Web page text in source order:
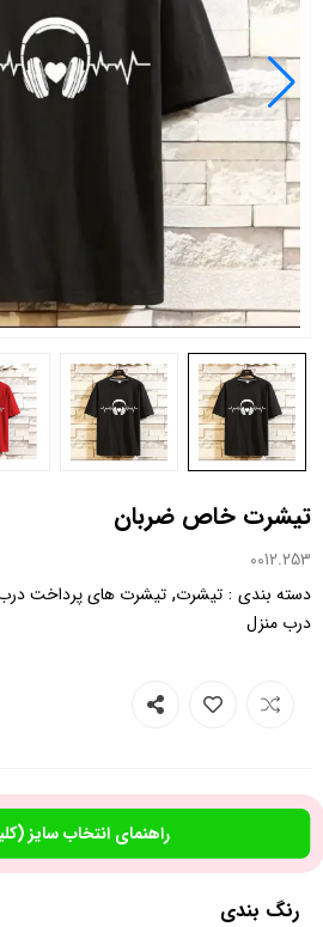
تیشرت خاص ضربان
0012.253
دسته بندی : تیشرت, تیشرت های پرداخت
درب منزل
راهنمای انتخاب سایز
رنگ بندی